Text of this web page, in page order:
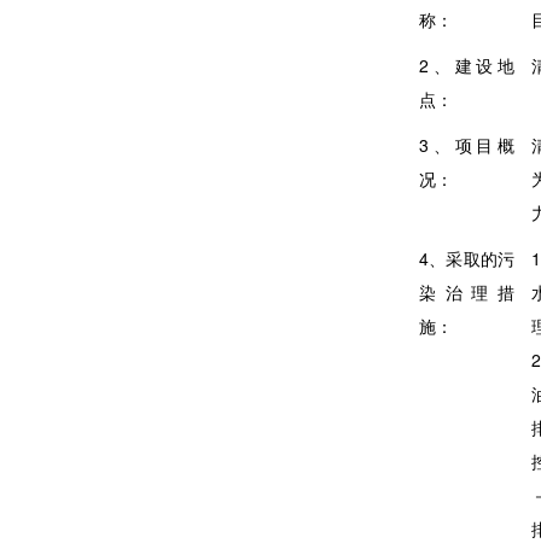
称：
2 、建设地
点：
3 、项目概
况：
4、采取的污
染治理 措
施：
1
2